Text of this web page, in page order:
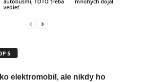
vedieť
5